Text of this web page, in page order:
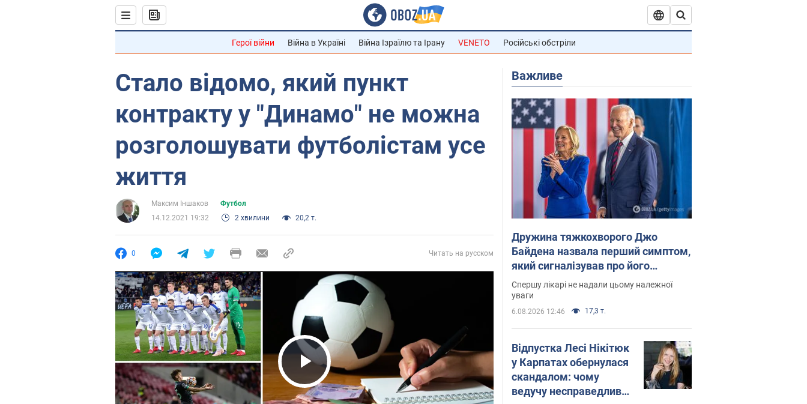
Герої війни Війна в Україні Війна Ізраїлю та Ірану VENETO Російські обстріли
Стало відомо, який пункт
контракту у "Динамо" не можна
розголошувати футболістам усе
життя
Максим Іншаков
Футбол
14.12.2021 19:32
2 хвилини 20,2 т.
0 Читать на русском
Play Video
Важливе
Дружина тяжкохворого Джо
Байдена назвала перший симптом,
який сигналізував про його
"агресивний" рак
Спершу лікарі не надали цьому належної
уваги
6.08.2026 12:46 17,3 т.
Відпустка Лесі Нікітюк
у Карпатах обернулася
скандалом: чому
ведучу несправедливо